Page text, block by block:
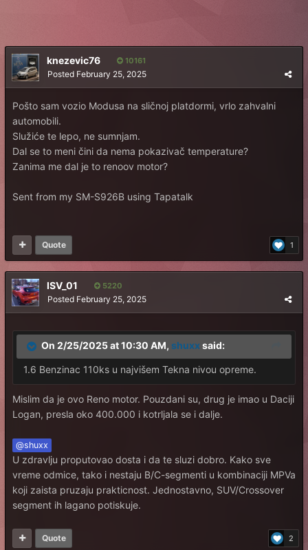
knezevic76 10161
Posted February 25, 2025
Pošto sam vozio Modusa na sličnoj platdormi, vrlo zahvalni
automobili.
Služiće te lepo, ne sumnjam.
Dal se to meni čini da nema pokazivač temperature?
Zanima me dal je to renoov motor?
Sent from my SM-S926B using Tapatalk
1
Quote
ISV_01 5220
Posted February 25, 2025
On 2/25/2025 at 10:30 AM, shuxx said:
1.6 Benzinac 110ks u najvišem Tekna nivou opreme.
Mislim da je ovo Reno motor. Pouzdani su, drug je imao u Daciji
Logan, presla oko 400.000 i kotrljala se i dalje.
@shuxx
U zdravlju proputovao dosta i da te sluzi dobro. Kako sve
vreme odmice, tako i nestaju B/C-segmenti u kombinaciji MPVa
koji zaista pruzaju prakticnost. Jednostavno, SUV/Crossover
segment ih lagano potiskuje.
2
Quote